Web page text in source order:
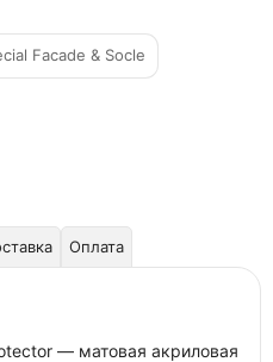
Facade & Socle
Оплата
— матовая акриловая